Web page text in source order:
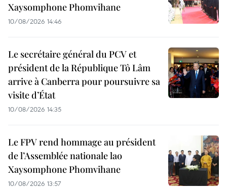
Xaysomphone Phomvihane
10/08/2026 14:46
Le secrétaire général du PCV et
président de la République Tô Lâm
arrive à Canberra pour poursuivre sa
visite d’État
10/08/2026 14:35
Le FPV rend hommage au président
de l’Assemblée nationale lao
Xaysomphone Phomvihane
10/08/2026 13:57